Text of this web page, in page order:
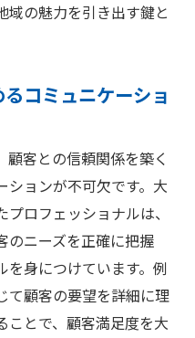
の清掃事情
理由とは
済への貢献
与える影響
た生活改善
ライフスタイル提案
果
の向上
域の魅力を引き出す鍵と
コミュニケーショ
客との信頼関係を築く
ションが不可欠です。大
ロフェッショナルは、
のニーズを正確に把握
を身につけています。例
て顧客の要望を詳細に理
ことで、顧客満足度を大